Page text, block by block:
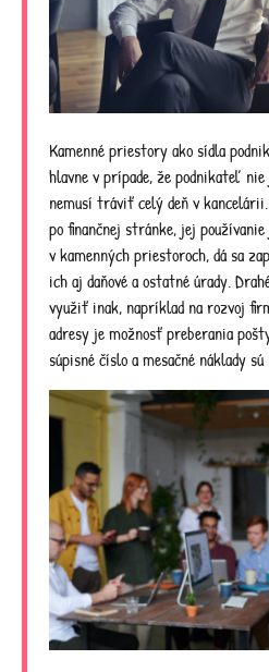
Kamenné priestory ako sídla
hlavne v prípade, že podnikateľ
nemusí tráviť celý deň v
po finančnej stránke, jej
v kamenných priestoroch, dá sa
ich aj daňové a ostatné úrady.
využiť inak, napríklad na rozvoj
adresy je možnosť preberania
súpisné číslo a mesačné náklady